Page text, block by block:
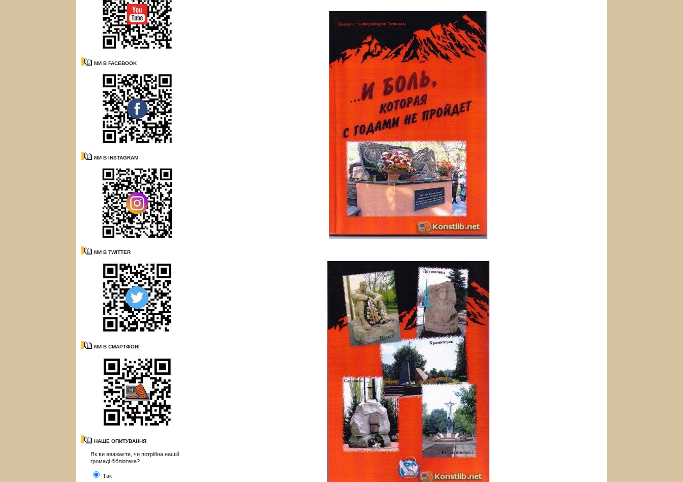
МИ В FACEBOOK
МИ В INSTAGRAM
МИ В TWITTER
МИ В СМАРТФОНІ
НАШЕ ОПИТУВАННЯ
Як ви вважаєте, чи потрібна нашій
громаді бібліотека?
Так